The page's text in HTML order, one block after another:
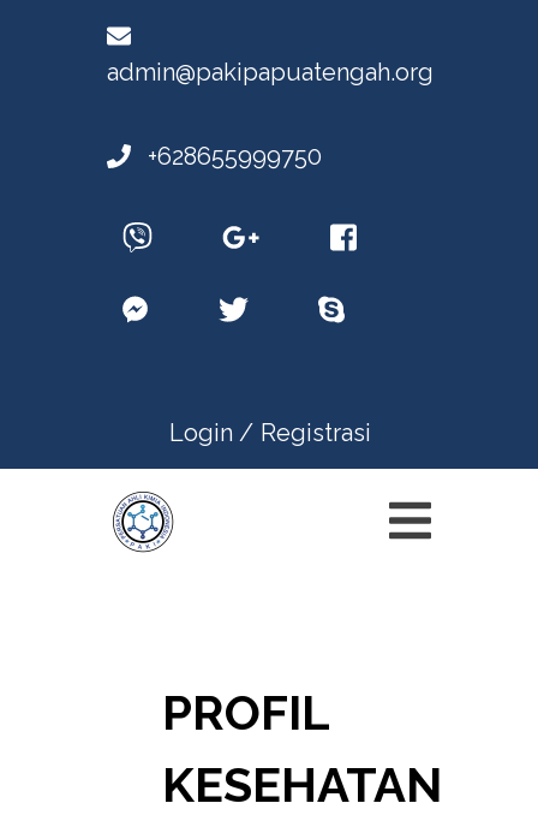
admin@pakipapuatengah.org
+628655999750
Login / Registrasi
PROFIL
KESEHATAN